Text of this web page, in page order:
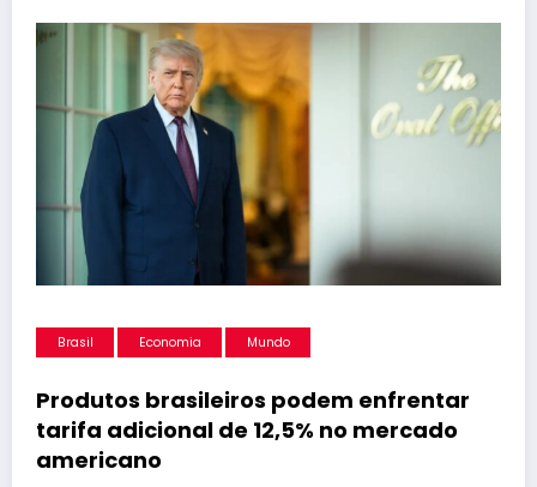
Brasil Economia Mundo
Produtos brasileiros podem enfrentar
tarifa adicional de 12,5% no mercado
americano